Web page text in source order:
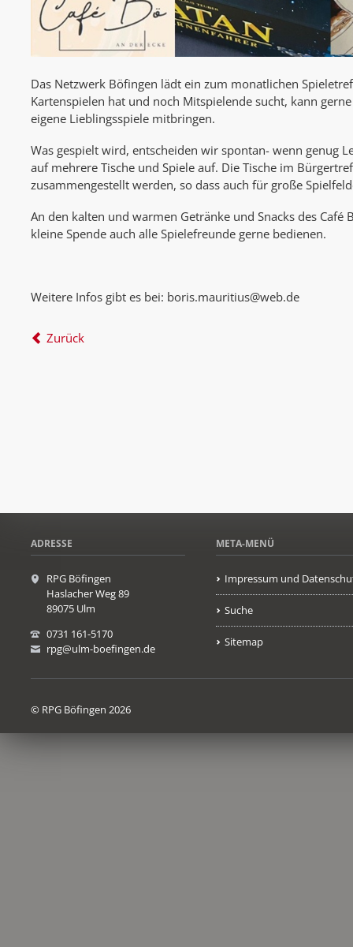
Das Netzwerk Böfingen lädt ein zum monatlichen
Kartenspielen hat und noch Mitspielende sucht, kann
eigene Lieblingsspiele mitbringen.
Was gespielt wird, entscheiden wir spontan- wenn genug
auf mehrere Tische und Spiele auf. Die Tische im
zusammengestellt werden, so dass auch für große
An den kalten und warmen Getränke und Snacks des Café
kleine Spende auch alle Spielefreunde gerne bedienen.
Weitere Infos gibt es bei: boris.mauritius@web.de
Zurück
ADRESSE
RPG Böfingen
Haslacher Weg 89
89075 Ulm
0731 161-5170
rpg@ulm-boefingen.de
META-MENÜ
Impressum und
Suche
Sitemap
© RPG Böfingen 2026